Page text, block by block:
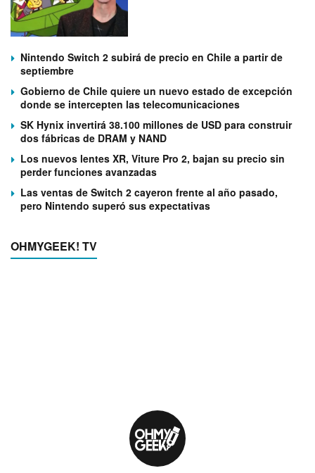
Nintendo Switch 2 subirá de precio en Chile a partir de
septiembre
Gobierno de Chile quiere un nuevo estado de excepción
donde se intercepten las telecomunicaciones
SK Hynix invertirá 38.100 millones de USD para construir
dos fábricas de DRAM y NAND
Los nuevos lentes XR, Viture Pro 2, bajan su precio sin
perder funciones avanzadas
Las ventas de Switch 2 cayeron frente al año pasado,
pero Nintendo superó sus expectativas
OHMYGEEK! TV